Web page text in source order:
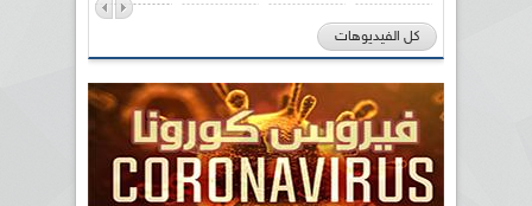
كل الفيديوهات